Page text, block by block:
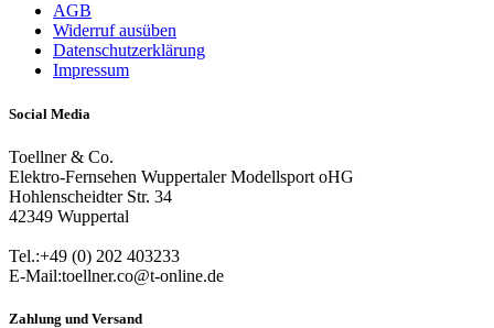
AGB
Widerruf ausüben
Datenschutzerklärung
Impressum
Social Media
Toellner & Co.
Elektro-Fernsehen Wuppertaler Modellsport oHG
Hohlenscheidter Str. 34
42349 Wuppertal
Tel.:+49 (0) 202 403233
E-Mail:toellner.co@t-online.de
Zahlung und Versand